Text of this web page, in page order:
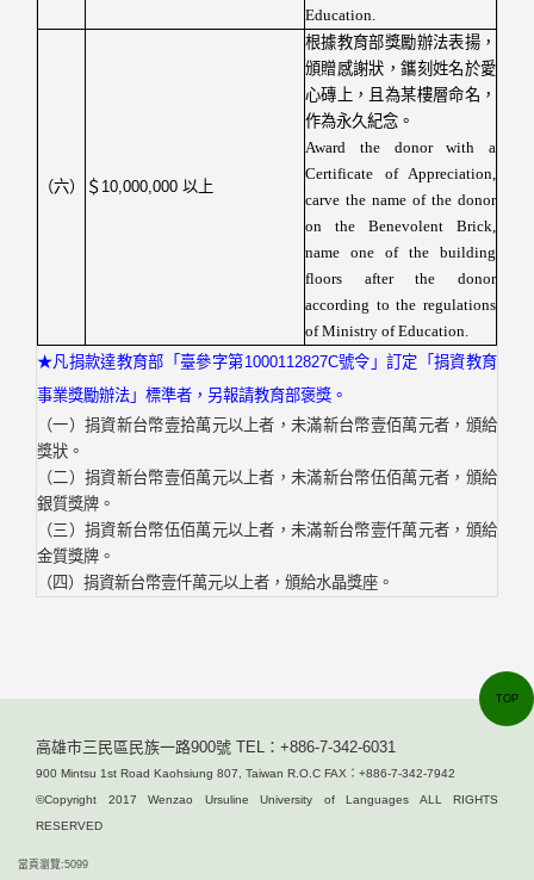
Education.
（六） ＄ 10,000,000 以上
根據教育部獎勵辦法表揚，
頒贈感謝狀，鑴刻姓名於愛
心磚上，且為某樓層命名，
作為永久紀念。
Award the donor with a
Certificate of Appreciation,
carve the name of the donor
on the Benevolent Brick,
name one of the building
floors after the donor
according to the regulations
of Ministry of Education.
★凡捐款達教育部「臺參字第 1000112827C號令」訂定「捐資教育
事業獎勵辦法」標準者，另報請教育部褒獎。
（一）捐資新台幣壹拾萬元以上者，未滿新台幣壹佰萬元者，頒給
獎狀。
（二）捐資新台幣壹佰萬元以上者，未滿新台幣伍佰萬元者，頒給
銀質獎牌。
（三）捐資新台幣伍佰萬元以上者，未滿新台幣壹仟萬元者，頒給
金質獎牌。
（四）捐資新台幣壹仟萬元以上者，頒給水晶獎座。
高雄市三民區民族一路900號 TEL：+886-7-342-6031
900 Mintsu 1st Road Kaohsiung 807, Taiwan R.O.C FAX：+886-7-342-7942
©Copyright 2017 Wenzao Ursuline University of Languages ALL RIGHTS
RESERVED
當頁瀏覽:5099
TOP